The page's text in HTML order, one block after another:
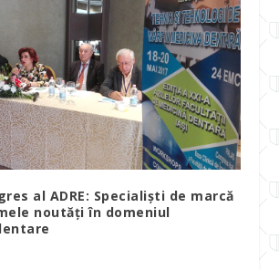
al ADRE: Specialiști de marcă
noutăți în domeniul